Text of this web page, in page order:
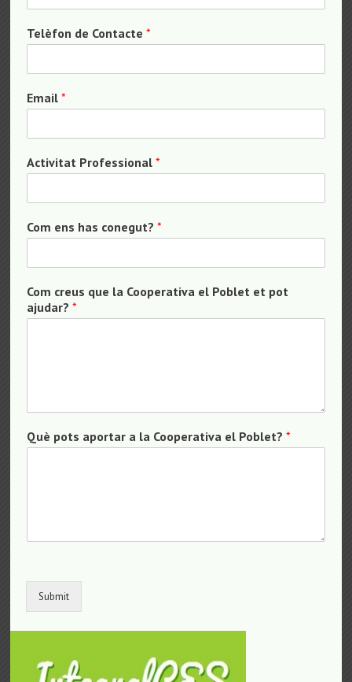
Telèfon de Contacte*
Email*
Activitat Professional*
Com ens has conegut?*
Com creus que la Cooperativa el Poblet et pot
ajudar?*
Què pots aportar a la Cooperativa el Poblet?*
Submit